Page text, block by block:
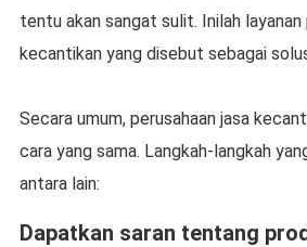
tentu akan sangat sulit. Inilah layanan
kecantikan yang disebut sebagai
Secara umum, perusahaan jasa
cara yang sama. Langkah-langkah
antara lain:
Dapatkan saran tentang